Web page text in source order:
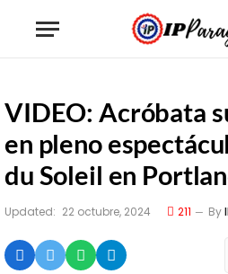
VIDEO: Acróbata
en pleno
du Soleil en
Updated: 22 octubre, 2024 211 By